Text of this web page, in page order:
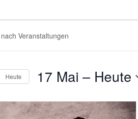
Heute 17 Mai – Heute
auswählen.